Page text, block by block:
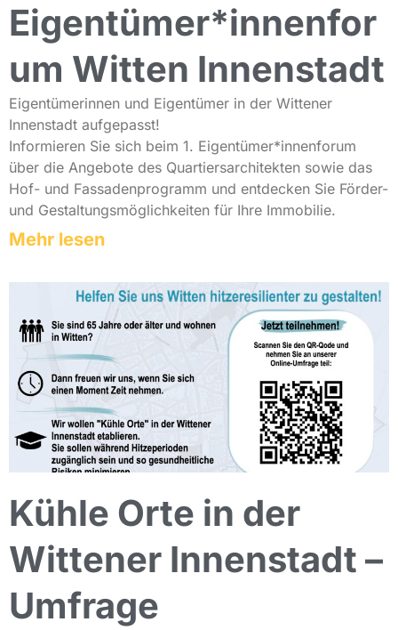
Eigentümer*innenfor
um Witten Innenstadt
Eigentümerinnen und Eigentümer in der Wittener
Innenstadt aufgepasst!
Informieren Sie sich beim 1. Eigentümer*innenforum
über die Angebote des Quartiersarchitekten sowie das
Hof- und Fassadenprogramm und entdecken Sie Förder-
und Gestaltungsmöglichkeiten für Ihre Immobilie.
Mehr lesen
Kühle Orte in der
Wittener Innenstadt –
Umfrage